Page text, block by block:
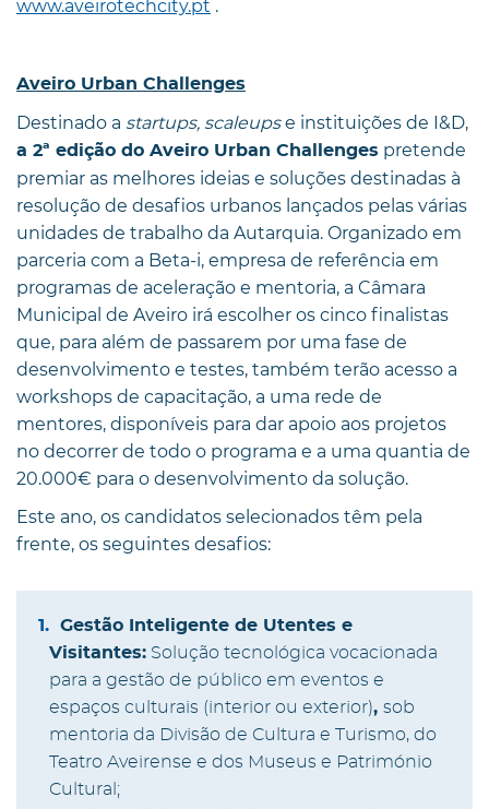
www.aveirotechcity.pt .
Aveiro Urban Challenges
Destinado a startups, scaleupse instituições de I&D,
a 2ª edição do Aveiro Urban Challenges pretende
premiar as melhores ideias e soluções destinadas à
resolução de desafios urbanos lançados pelas várias
unidades de trabalho da Autarquia. Organizado em
parceria com a Beta-i, empresa de referência em
programas de aceleração e mentoria, a Câmara
Municipal de Aveiro irá escolher os cinco finalistas
que, para além de passarem por uma fase de
desenvolvimento e testes, também terão acesso a
workshops de capacitação, a uma rede de
mentores, disponíveis para dar apoio aos projetos
no decorrer de todo o programa e a uma quantia de
20.000€ para o desenvolvimento da solução.
Este ano, os candidatos selecionados têm pela
frente, os seguintes desafios:
Gestão Inteligente de Utentes e
Visitantes: Solução tecnológica vocacionada
para a gestão de público em eventos e
espaços culturais (interior ou exterior), sob
mentoria da Divisão de Cultura e Turismo, do
Teatro Aveirense e dos Museus e Património
Cultural;